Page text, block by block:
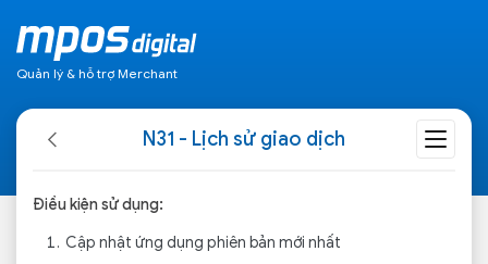
Quản lý & hỗ trợ Merchant
N31 - Lịch sử giao dịch
Điều kiện sử dụng:
Cập nhật ứng dụng phiên bản mới nhất